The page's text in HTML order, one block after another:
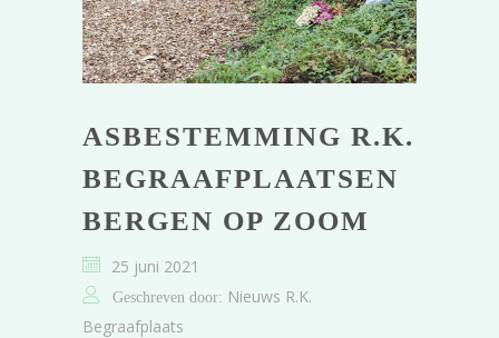
ASBESTEMMING R.K.
BEGRAAFPLAATSEN
BERGEN OP ZOOM
25 juni 2021
Geschreven door: Nieuws R.K.
Begraafplaats